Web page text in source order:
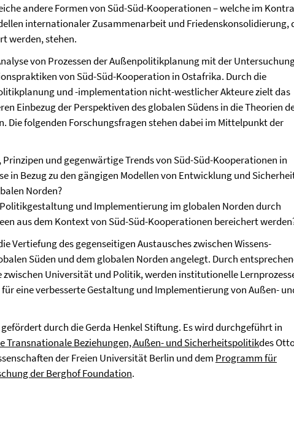
andere Formen von Süd-Süd-Kooperationen – welche im
internationaler Zusammenarbeit und Friedenskonsolidierung,
werden, stehen.
von Prozessen der Außenpolitikplanung mit der
von Süd-Süd-Kooperation in Ostafrika. Durch die
und -implementation nicht-westlicher Akteure zielt das
Einbezug der Perspektiven des globalen Südens in die Theorien
Die folgenden Forschungsfragen stehen dabei im Mittelpunkt der
und gegenwärtige Trends von Süd-Süd-Kooperationen in
in Bezug zu den gängigen Modellen von Entwicklung und
Norden?
Politikgestaltung und Implementierung im globalen Norden durch
aus dem Kontext von Süd-Süd-Kooperationen bereichert
Vertiefung des gegenseitigen Austausches zwischen Wissens-
Süden und dem globalen Norden angelegt. Durch
Universität und Politik, werden institutionelle
eine verbesserte Gestaltung und Implementierung von Außen-
durch die Gerda Henkel Stiftung. Es wird durchgeführt in
Transnationale Beziehungen, Außen- und Sicherheitspolitikdes
der Freien Universität Berlin und dem Programm für
der Berghof Foundation.